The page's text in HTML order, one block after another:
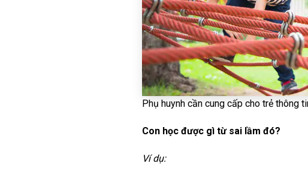
Phụ huynh cần cung cấp cho trẻ thông
Con học được gì từ sai lầm đó?
Ví dụ: